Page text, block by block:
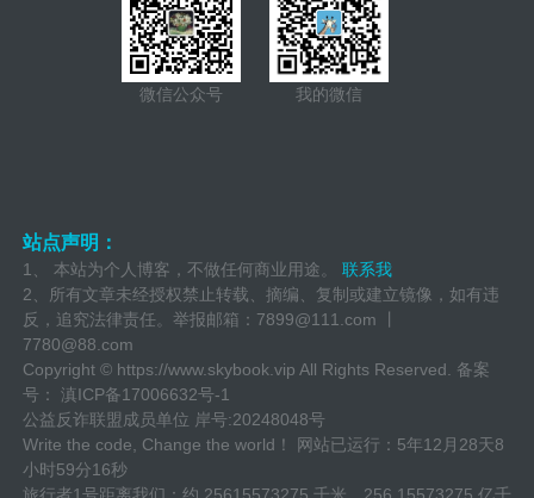
微信公众号 我的微信
站点声明：
1、 本站为个人博客，不做任何商业用途。
联系我
2、所有文章未经授权禁止转载、摘编、复制或建立镜像，如有违
反，追究法律责任。举报邮箱： 7899@111.com 丨
7780@88.com
Copyright © https://www.skybook.vip All Rights Reserved. 备案
号：
滇ICP备17006632号-1
公益反诈联盟成员单位 岸号:20248048号
Write the code, Change the world！ 网站已运行： 5年12月28天8
小时59分16秒